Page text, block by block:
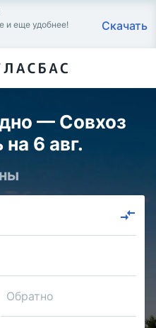
и еще удобнее!
Скачать
— Совхоз
6 авг.
Обратно